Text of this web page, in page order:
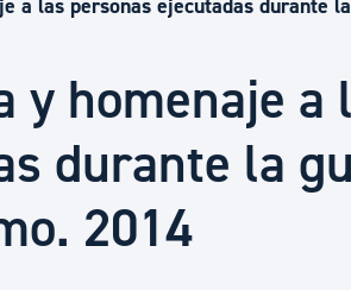
y asociacionismo
a las personas ejecutadas durante
y homenaje a
durante la
2014